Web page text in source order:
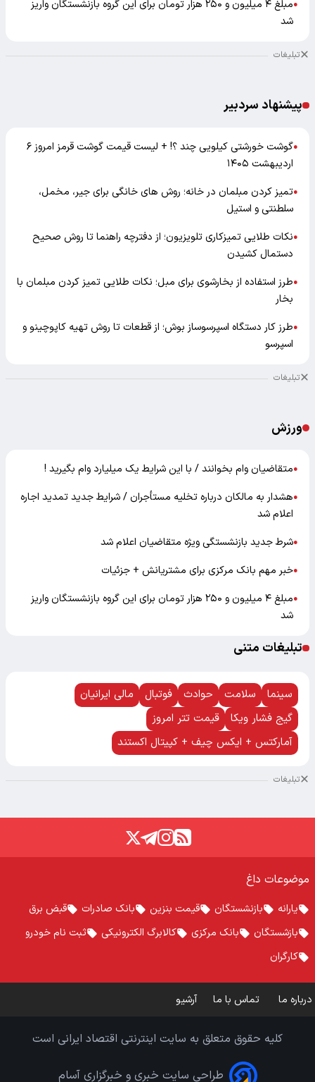
●
مبلغ ۴ میلیون و ۲۵۰ هزار تومان برای این گروه بازنشستگان واریز
شد
تبلیغات
پیشنهاد سردبیر
●
گوشت خورشتی کیلویی چند ؟! + لیست قیمت گوشت قرمز امروز ۶
اردیبهشت ۱۴۰۵
●تمیز کردن مبلمان در خانه؛ روش های خانگی برای جیر، مخمل،
سلطنتی و استیل
●نکات طلایی تمیزکاری تلویزیون؛ از دفترچه راهنما تا روش صحیح
دستمال کشیدن
●طرز استفاده از بخارشوی برای مبل؛ نکات طلایی تمیز کردن مبلمان با
بخار
●طرز کار دستگاه اسپرسوساز بوش؛ از قطعات تا روش تهیه کاپوچینو و
اسپرسو
تبلیغات
ورزش
●متقاضیان وام بخوانند / با این شرایط یک میلیارد وام بگیرید !
●هشدار به مالکان درباره تخلیه مستأجران / شرایط جدید تمدید اجاره
اعلام شد
●شرط جدید بازنشستگی ویژه متقاضیان اعلام شد
●خبر مهم بانک مرکزی برای مشتریانش + جزئیات
●
مبلغ ۴ میلیون و ۲۵۰ هزار تومان برای این گروه بازنشستگان واریز
شد
تبلیغات متنی
سینما سلامت حوادث فوتبال
مالی ایرانیان
گیج فشار ویکا
قیمت تتر امروز
آمارکتس + ایکس چیف + کپیتال اکستند
تبلیغات
موضوعات داغ
یارانه بازنشستگان قیمت بنزین بانک صادرات
قبض برق
بازشستگان
بانک مرکزی کالابرگ الکترونیکی
ثبت نام خودرو
کارگران
درباره ما تماس با ما آرشیو
کلیه حقوق متعلق به سایت اینترنتی اقتصاد ایرانی است
طراحی سایت خبری و خبرگزاری آسام